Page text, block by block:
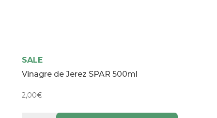
SALE
Vinagre de Jerez SPAR 500ml
2,00€